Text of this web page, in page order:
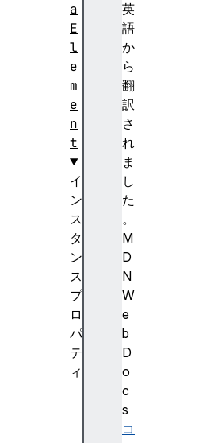
英
語
か
ら
翻
訳
さ
れ
ま
し
た
。
M
D
N
W
e
b
D
o
c
s
コ
a
E
l
e
m
e
n
t
イ
ン
ス
タ
ン
ス
プ
ロ
パ
テ
ィ